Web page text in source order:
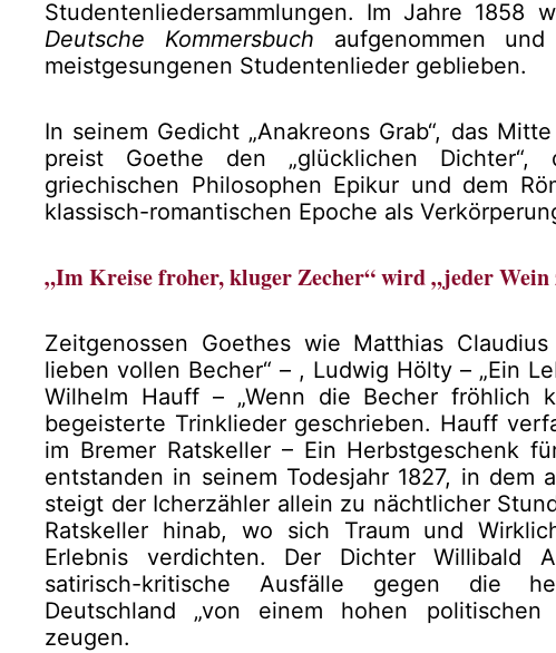
Studentenliedersammlungen. Im Jahre
Deutsche Kommersbuch aufgenommen
meistgesungenen Studentenlieder geblieben.
In seinem Gedicht „Anakreons Grab“, das
preist Goethe den „glücklichen
griechischen Philosophen Epikur und dem
klassisch-romantischen Epoche als
„Im Kreise froher, kluger Zecher“ wird „jeder
Zeitgenossen Goethes wie Matthias
lieben vollen Becher“ – , Ludwig Hölty – „Ein
Wilhelm Hauff – „Wenn die Becher fröhlich
begeisterte Trinklieder geschrieben. Hauff
im Bremer Ratskeller – Ein Herbstgeschenk
entstanden in seinem Todesjahr 1827, in dem
steigt der Icherzähler allein zu nächtlicher
Ratskeller hinab, wo sich Traum und
Erlebnis verdichten. Der Dichter Willibald
satirisch-kritische Ausfälle gegen die
Deutschland „von einem hohen politischen
zeugen.